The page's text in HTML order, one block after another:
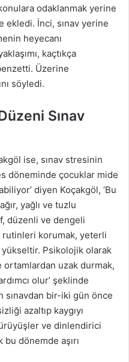
odaklanmak yerine
ekledi. İnci, sınav yerine
heyecanı
kaçtıkça
Üzerine
söyledi.
Sınav
ise, sınav stresinin
döneminde çocuklar mide
diyen Koçakgöl, ‘Bu
yağlı ve tuzlu
düzenli ve dengeli
korumak, yeterli
Psikolojik olarak
uzak durmak,
olur’ şeklinde
sınavdan bir-iki gün önce
azaltıp kaygıyı
ve dinlendirici
dönemde aşırı